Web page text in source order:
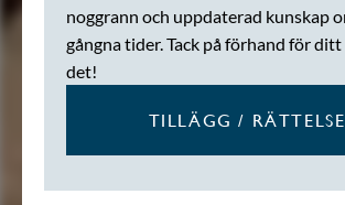
noggrann och uppdaterad kunskap
gångna tider. Tack på förhand för
det!
TILLÄGG / RÄTTELSE